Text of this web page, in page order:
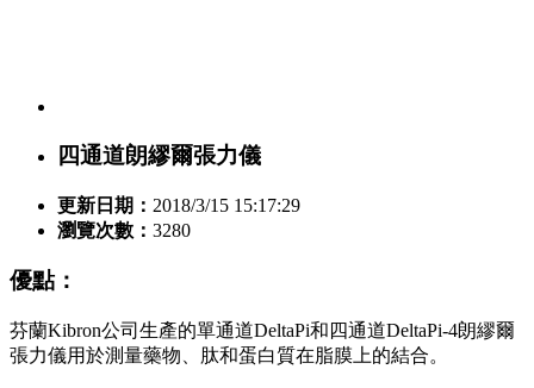
四通道朗繆爾張力儀
更新日期： 2018/3/15 15:17:29
瀏覽次數： 3280
優點：
芬蘭Kibron公司生產的單通道DeltaPi和四通道DeltaPi-4朗繆爾
張力儀用於測量藥物、肽和蛋白質在脂膜上的結合。